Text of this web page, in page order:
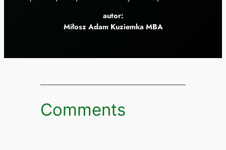
autor:
Miłosz Adam Kuziemka MBA
Comments